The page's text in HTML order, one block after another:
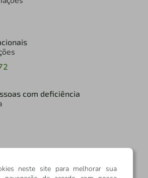
com deficiência
neste site para melhorar sua